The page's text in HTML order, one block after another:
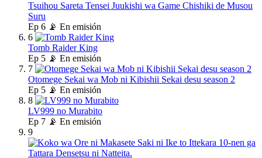
Tsuihou Sareta Tensei Juukishi wa Game Chishiki de Musou
Suru
Ep 6 📡 En emisión
6
Tomb Raider King
Ep 5 📡 En emisión
7
Otomege Sekai wa Mob ni Kibishii Sekai desu season 2
Ep 5 📡 En emisión
8
LV999 no Murabito
Ep 7 📡 En emisión
9